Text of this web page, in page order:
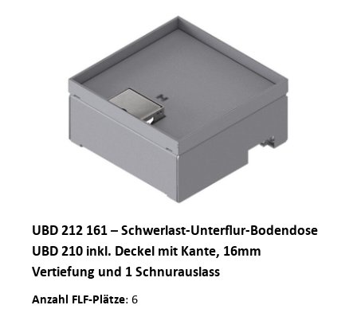
UBD 212 161 – Schwerlast-Unterflur-Bodendose
UBD 210 inkl. Deckel mit Kante, 16mm
Vertiefung und 1 Schnurauslass
Anzahl FLF-Plätze: 6